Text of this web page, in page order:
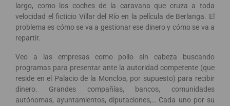
largo, como los coches de la caravana que cruza a toda
velocidad el ficticio Villar del Río en la película de Berlanga. El
problema es cómo se va a gestionar ese dinero y cómo se va a
repartir.
Veo a las empresas como pollo sin cabeza buscando
programas para presentar ante la autoridad competente (que
reside en el Palacio de la Moncloa, por supuesto) para recibir
dinero. Grandes compañías, bancos, comunidades
autónomas, ayuntamientos, diputaciones,… Cada uno por su